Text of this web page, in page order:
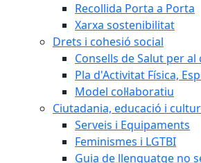
Recollida Porta a Porta
Xarxa sostenibilitat
Drets i cohesió social
Consells de Salut per al
Pla d'Activitat Física,
Model col·laboratiu
Ciutadania, educació i
Serveis i Equipaments
Feminismes i LGTBI
Guia de llenguatge no